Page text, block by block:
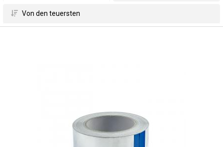
Von den teuersten